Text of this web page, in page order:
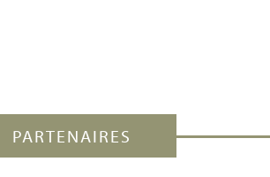
PARTENAIRES